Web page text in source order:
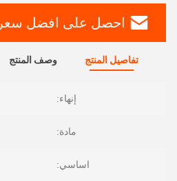
احصل على افضل سعر
تفاصيل المنتج وصف المنتج
إنهاء:
مادة:
اساسي: